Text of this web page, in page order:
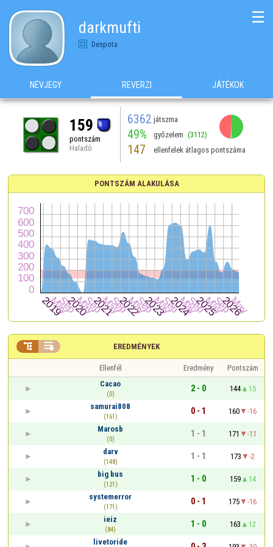
darkmufti
Despota
☰
NÉVJEGY REVERZI JÁTÉKOK
159
pontszám
Haladó
6362 játszma
49% győzelem (3112)
147 ellenfelek átlagos pontszáma
PONTSZÁM ALAKULÁSA
EREDMÉNYEK
 
Ellenfél Eredmény
Pontszám
Cacao
(0)
2 - 0 144
15
samurai808
(161)
0 - 1 160
-16
Marosb
(0)
1 - 1 171
-11
darv
(148)
1 - 1 173
-2
big bus
(121)
1 - 0 159
14
systemerror
(171)
0 - 1 175
-16
ieiz
(84)
1 - 0 163
12
livetoride